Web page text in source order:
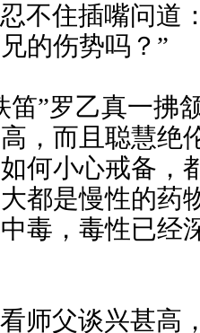
不住插嘴问道
的伤势吗？”
”罗乙真一拂
，而且聪慧绝
何小心戒备，
都是慢性的药
毒，毒性已经
师父谈兴甚高